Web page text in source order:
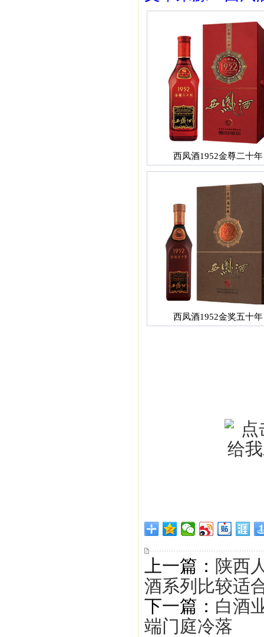
西凤酒1952金尊二十年
西凤酒1952金奖五十年
上一篇： 陕西
酒系列比较适
下一篇： 白酒
端门庭冷落